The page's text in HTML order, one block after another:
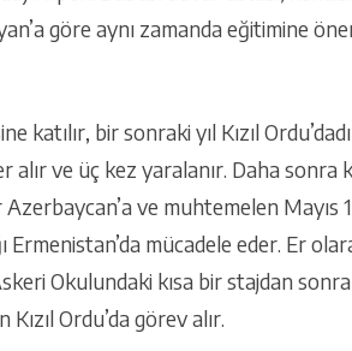
göre aynı zamanda eğitimine
katılır, bir sonraki yıl Kızıl
alır ve üç kez yaralanır. Daha
ve muhtemelen Mayıs
Ermenistan’da mücadele eder. Er
Okulundaki kısa bir stajdan
Kızıl Ordu’da görev alır.